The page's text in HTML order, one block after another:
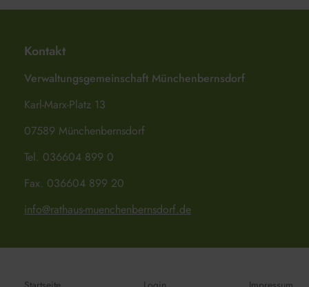
Kontakt
Verwaltungsgemeinschaft Münchenbernsdorf
Karl-Marx-Platz 13
07589 Münchenbernsdorf
Tel. 036604 899 0
Fax. 036604 899 20
info@rathaus-muenchenbernsdorf.de